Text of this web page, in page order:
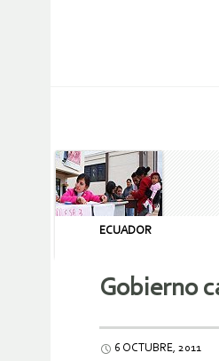
ECUADOR
Gobierno
6 OCTUBRE, 2011